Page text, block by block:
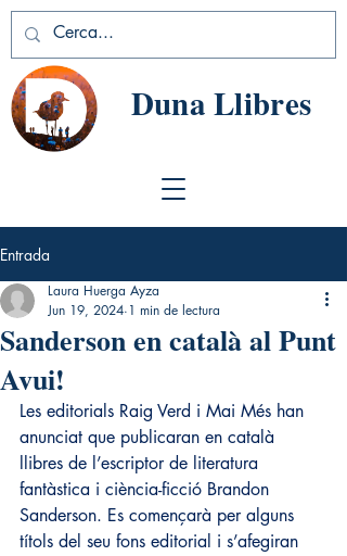
Duna Llibres
Entrada
Sanderson en català al Punt
Avui!
Laura Huerga Ayza
Jun 19, 2024 1 min de lectura
Les editorials Raig Verd i Mai Més han
anunciat que publicaran en català
llibres de l’escriptor de literatura
fantàstica i ciència-ficció Brandon
Sanderson. Es començarà per alguns
títols del seu fons editorial i s’afegiran